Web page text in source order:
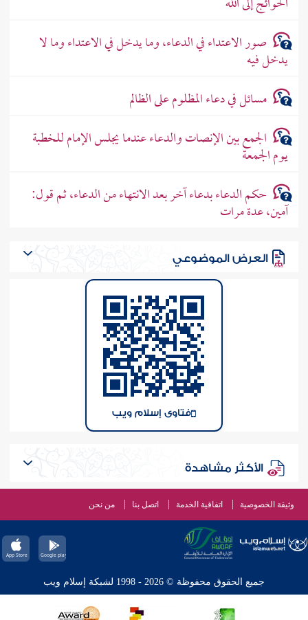
صور الاعتداء في الدعاء، وما يدخل في الاعتداء وما لا
يدخل فيه
مسائل في دعاء المظلوم على الظالم
الجمع بين الإنصات والدعاء عندما يجلس الإمام للخطبة
يوم الجمعة
حكم الدعاء بدعاء آخر بعد الانتهاء من الدعاء، ثم قول:
آمين، عدة مرات
العرض الموضوعي
فتاوى إسلام ويب
الأكثر مشاهدة
وثيقة الخصوصية اتفاقية الخدمة اتصل بنا من نحن
جميع الحقوق محفوظة © 2026 - 1998 لشبكة إسلام ويب